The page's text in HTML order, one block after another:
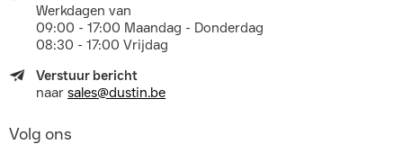
Werkdagen van
09:00 - 17:00 Maandag - Donderdag
08:30 - 17:00 Vrijdag
Verstuur bericht
naar sales@dustin.be
Volg ons